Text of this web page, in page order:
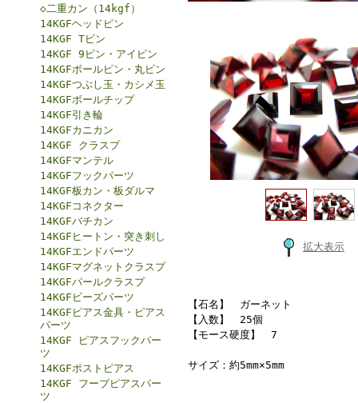
◇二重カン（14kgf）
14KGFヘッドピン
14KGF Tピン
14KGF 9ピン・アイピン
14KGFボールピン・丸ピン
14KGFつぶし玉・カシメ玉
14KGFボールチップ
14KGF引き輪
14KGFカニカン
14KGF クラスプ
14KGFマンテル
14KGFフックパーツ
14KGF板カン・板ダルマ
14KGFコネクター
14KGFバチカン
14KGFヒートン・突き刺し
14KGFエンドパーツ
14KGFマグネットクラスプ
14KGFパールクラスプ
14KGFビーズパーツ
14KGFピアス金具・ピアス
パーツ
14KGF ピアスフックパー
ツ
14KGFポストピアス
14KGF フープピアスパー
ツ
拡大表示
【石名】 ガーネット
【入数】 25個
【モース硬度】 7
サイズ：約5mm×5mm